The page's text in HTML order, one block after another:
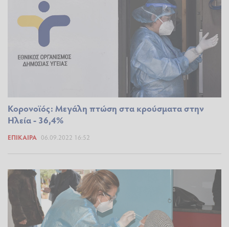
Κορονοϊός: Μεγάλη πτώση στα κρούσματα στην
Ηλεία - 36,4%
ΕΠΊΚΑΙΡΑ 06.09.2022 16:52